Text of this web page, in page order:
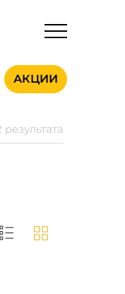
АКЦИИ
результата